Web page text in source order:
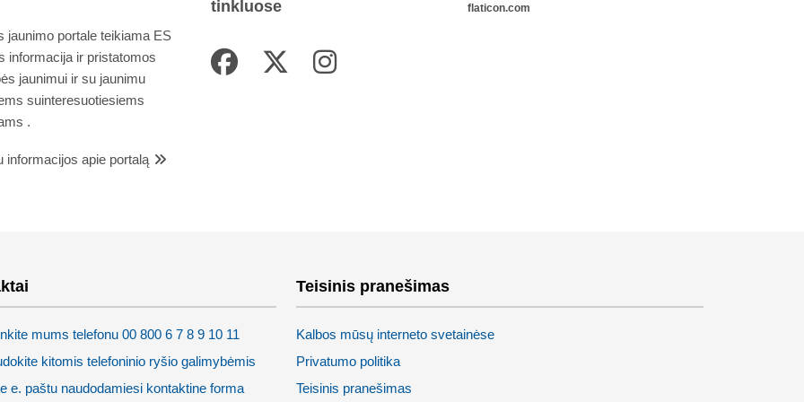
jaunimo portale teikiama ES
informacija ir pristatomos
jaunimui ir su jaunimu
suinteresuotiesiems
.
informacijos apie portalą
tinkluose flaticon.com
mums telefonu 00 800 6 7 8 9 10 11
kitomis telefoninio ryšio galimybėmis
e. paštu naudodamiesi kontaktine forma
Teisinis pranešimas
Kalbos mūsų interneto svetainėse
Privatumo politika
Teisinis pranešimas